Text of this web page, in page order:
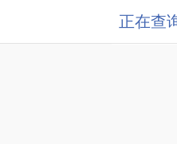
正在查